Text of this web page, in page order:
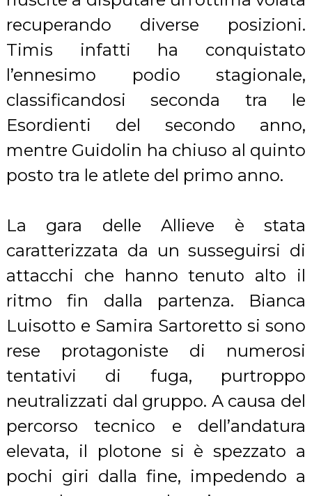
recuperando diverse posizioni.
Timis infatti ha conquistato
l’ennesimo podio stagionale,
classificandosi seconda tra le
Esordienti del secondo anno,
mentre Guidolin ha chiuso al quinto
posto tra le atlete del primo anno.
La gara delle Allieve è stata
caratterizzata da un susseguirsi di
attacchi che hanno tenuto alto il
ritmo fin dalla partenza. Bianca
Luisotto e Samira Sartoretto si sono
rese protagoniste di numerosi
tentativi di fuga, purtroppo
neutralizzati dal gruppo. A causa del
percorso tecnico e dell’andatura
elevata, il plotone si è spezzato a
pochi giri dalla fine, impedendo a